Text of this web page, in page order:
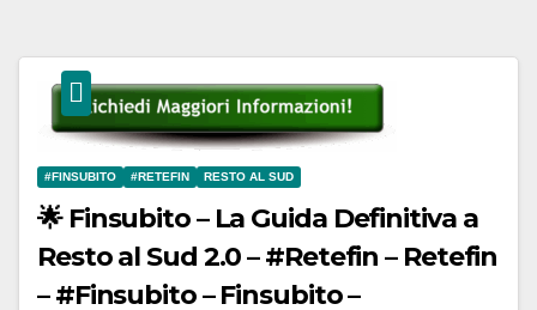
#FINSUBITO #RETEFIN RESTO AL SUD
🌟 Finsubito – La Guida Definitiva a
Resto al Sud 2.0 – #Retefin – Retefin
– #Finsubito – Finsubito –